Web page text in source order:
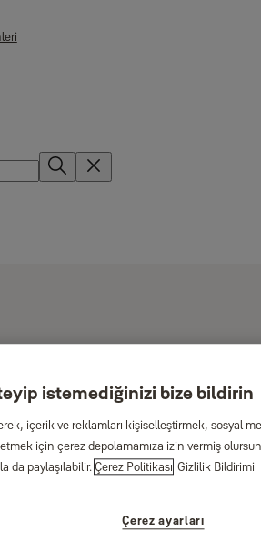
Standart
Patentli
istemediğinizi bize bildirin
içerik ve reklamları kişiselleştirmek, sosyal
etmek için çerez depolamamıza izin vermiş
da paylaşılabilir.Çerez Politikası Gizlilik Bildirimi
Çerez ayarları